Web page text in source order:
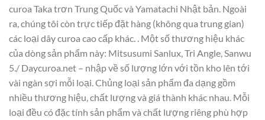
curoa Taka trơn Trung Quốc và Yamatachi Nhật bản. Ngoài
ra, chúng tôi còn trực tiếp đặt hàng (không qua trung gian)
các loại dây curoa cao cấp khác. . Một số thương hiệu khác
của dòng sản phẩm này: Mitsusumi Sanlux, Tri Angle, Sanwu
5./ Daycuroa.net – nhập về số lượng lớn với tồn kho lên tới
vài ngàn sợi mỗi loại. Chủng loại sản phẩm đa dạng gồm
nhiều thương hiệu, chất lượng và giá thành khác nhau. Mỗi
loại đều có đặc tính sản phẩm và chất lượng riêng phù hợp